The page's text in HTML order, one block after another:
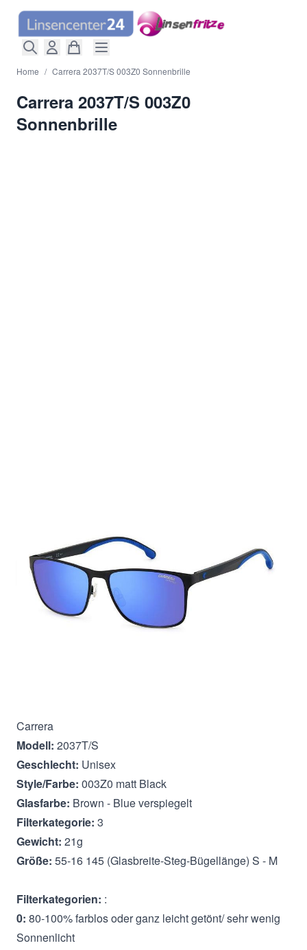
Direkt zum Inhalt
Home / Carrera 2037T/S 003Z0 Sonnenbrille
Carrera 2037T/S 003Z0
Sonnenbrille
,zzgl.Versandkosten
Menge
In den Warenkorb
Carrera
Modell: 2037T/S
Geschlecht: Unisex
Style/Farbe: 003Z0 matt Black
Glasfarbe: Brown - Blue verspiegelt
Filterkategorie: 3
Gewicht: 21g
Größe: 55-16 145 (Glasbreite-Steg-Bügellänge) S - M
Filterkategorien: :
0: 80-100% farblos oder ganz leicht getönt/ sehr wenig
Sonnenlicht